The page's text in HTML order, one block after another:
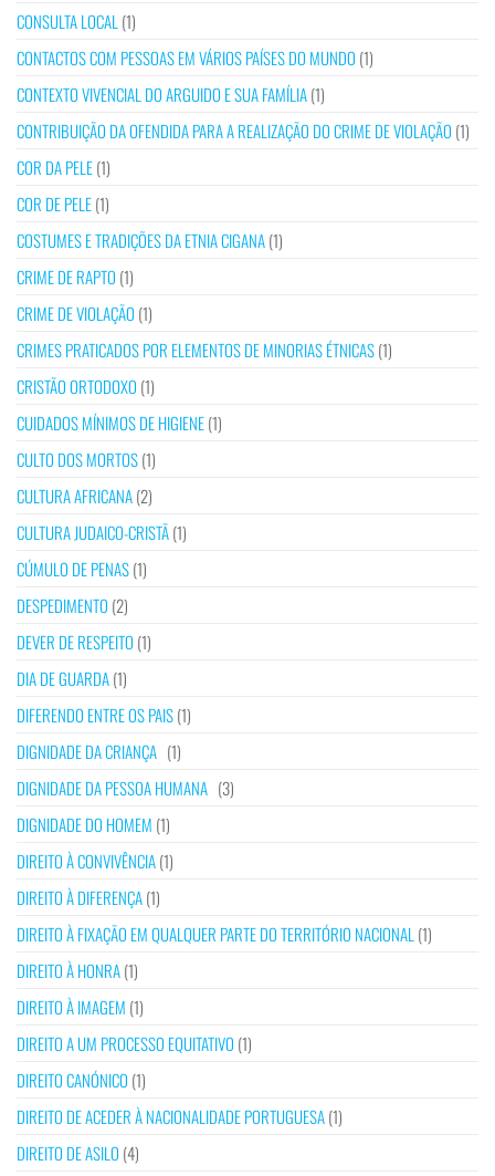
CONSULTA LOCAL (1)
CONTACTOS COM PESSOAS EM VÁRIOS PAÍSES DO MUNDO (1)
CONTEXTO VIVENCIAL DO ARGUIDO E SUA FAMÍLIA(1)
CONTRIBUIÇÃO DA OFENDIDA PARA A REALIZAÇÃO DO CRIME DE VIOLAÇÃO (1)
COR DA PELE(1)
COR DE PELE(1)
COSTUMES E TRADIÇÕES DA ETNIA CIGANA(1)
CRIME DE RAPTO (1)
CRIME DE VIOLAÇÃO (1)
CRIMES PRATICADOS POR ELEMENTOS DE MINORIAS ÉTNICAS(1)
CRISTÃO ORTODOXO (1)
CUIDADOS MÍNIMOS DE HIGIENE(1)
CULTO DOS MORTOS(1)
CULTURA AFRICANA(2)
CULTURA JUDAICO-CRISTÃ(1)
CÚMULO DE PENAS(1)
DESPEDIMENTO (2)
DEVER DE RESPEITO (1)
DIA DE GUARDA(1)
DIFERENDO ENTRE OS PAIS(1)
DIGNIDADE DA CRIANÇA (1)
DIGNIDADE DA PESSOA HUMANA (3)
DIGNIDADE DO HOMEM (1)
DIREITO À CONVIVÊNCIA(1)
DIREITO À DIFERENÇA(1)
DIREITO À FIXAÇÃO EM QUALQUER PARTE DO TERRITÓRIO NACIONAL (1)
DIREITO À HONRA(1)
DIREITO À IMAGEM (1)
DIREITO A UM PROCESSO EQUITATIVO (1)
DIREITO CANÓNICO (1)
DIREITO DE ACEDER À NACIONALIDADE PORTUGUESA(1)
DIREITO DE ASILO (4)